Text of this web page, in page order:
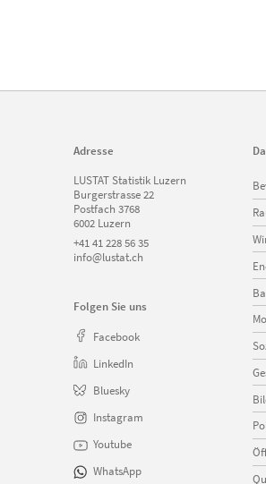
Adresse
LUSTAT Statistik Luzern
Burgerstrasse 22
Postfach 3768
6002 Luzern
+41 41 228 56 35
info@lustat.ch
Folgen Sie uns
Facebook
LinkedIn
Bluesky
Instagram
Youtube
WhatsApp